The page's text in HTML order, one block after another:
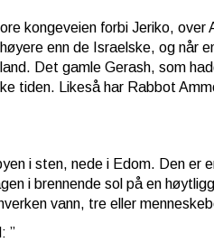
kongeveien forbi Jeriko, over
enn de Israelske, og når
Det gamle Gerash, som
tiden. Likeså har Rabbot
i sten, nede i Edom. Den er
i brennende sol på en
vann, tre eller
”